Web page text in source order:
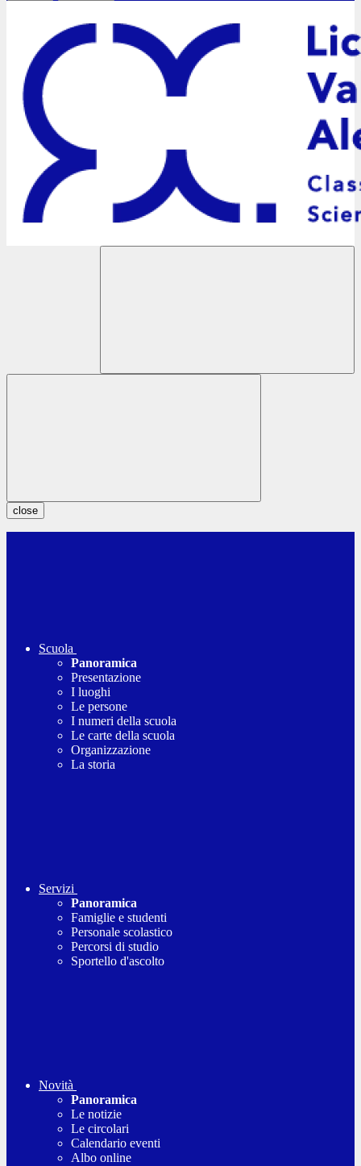
close
Scuola
Panoramica
Presentazione
I luoghi
Le persone
I numeri della scuola
Le carte della scuola
Organizzazione
La storia
Servizi
Panoramica
Famiglie e studenti
Personale scolastico
Percorsi di studio
Sportello d'ascolto
Novità
Panoramica
Le notizie
Le circolari
Calendario eventi
Albo online